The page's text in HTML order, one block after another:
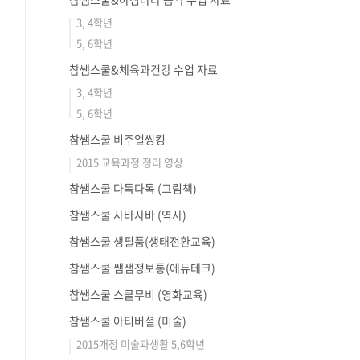
3, 4학년
5, 6학년
참쌤스쿨&체육과건강 수업 자료
3, 4학년
5, 6학년
참쌤스쿨 비주얼씽킹
2015 교육과정 정리 영상
참쌤스쿨 다독다독 (그림책)
참쌤스쿨 사바사바 (역사)
참쌤스쿨 생필품(생태전환교육)
참쌤스쿨 쌤샘정보통(에듀테크)
참쌤스쿨 스쿨무비 (영화교육)
참쌤스쿨 아티버셜 (미술)
2015개정 미술과생활 5,6학년